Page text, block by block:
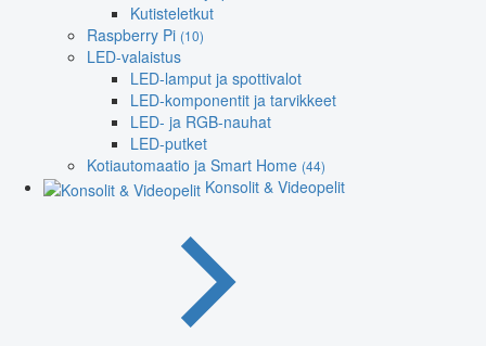
Kutisteletkut
Raspberry Pi (10)
LED-valaistus
LED-lamput ja spottivalot
LED-komponentit ja tarvikkeet
LED- ja RGB-nauhat
LED-putket
Kotiautomaatio ja Smart Home (44)
Konsolit & Videopelit